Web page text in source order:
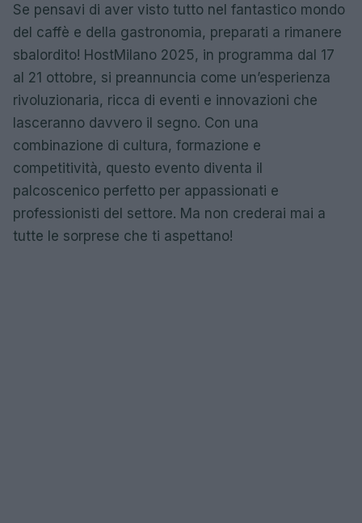
Se pensavi di aver visto tutto nel fantastico mondo
del caffè e della gastronomia, preparati a rimanere
sbalordito! HostMilano 2025, in programma dal 17
al 21 ottobre, si preannuncia come un’esperienza
rivoluzionaria, ricca di eventi e innovazioni che
lasceranno davvero il segno. Con una
combinazione di cultura, formazione e
competitività, questo evento diventa il
palcoscenico perfetto per appassionati e
professionisti del settore. Ma non crederai mai a
tutte le sorprese che ti aspettano!